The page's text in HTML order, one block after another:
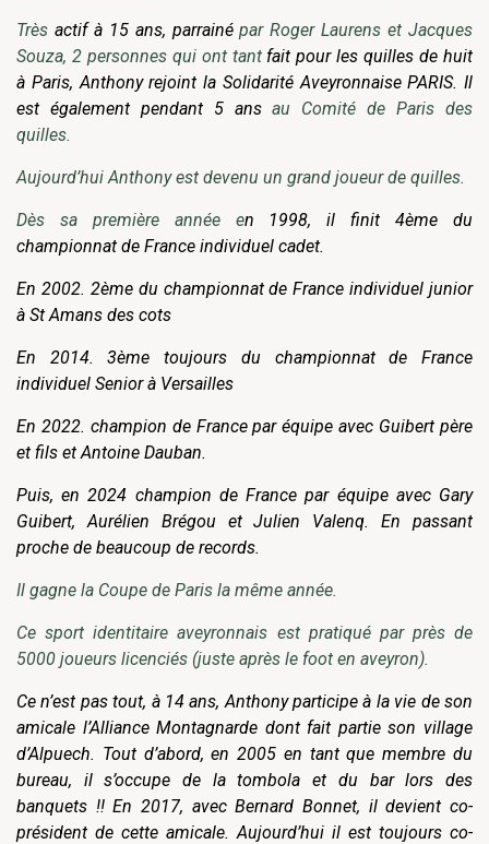
Très actif à 15 ans, parrainépar Roger Laurens et Jacques
Souza, 2 personnes qui ont tant fait pour les quilles de huit
à Paris, Anthony rejoint la Solidarité Aveyronnaise PARIS. Il
est également pendant 5 ansau Comité de Paris des
quilles.
Aujourd’hui Anthony est devenu un grand joueur de quilles.
Dès sa première année en 1998, il finit 4ème du
championnat de France individuel cadet.
En 2002. 2ème du championnat de France individuel junior
à St Amans des cots
En 2014. 3ème toujours du championnat de France
individuel Senior à Versailles
En 2022. champion de France par équipe avec Guibert père
et fils et Antoine Dauban.
Puis, en 2024 champion de France par équipe avec Gary
Guibert, Aurélien Brégou et Julien Valenq. En passant
proche de beaucoup de records.
Il gagne la Coupe de Paris la même année.
Ce sport identitaire aveyronnais est pratiqué par près de
5000 joueurs licenciés (juste après le foot en aveyron).
Ce n’est pas tout, à 14 ans, Anthony participe à la vie de son
amicale l’Alliance Montagnarde dont fait partie son village
d’Alpuech. Tout d’abord, en 2005 en tant que membre du
bureau, il s’occupe de la tombola et du bar lors des
banquets !! En 2017, avec Bernard Bonnet, il devient co-
président de cette amicale. Aujourd’hui il est toujours co-